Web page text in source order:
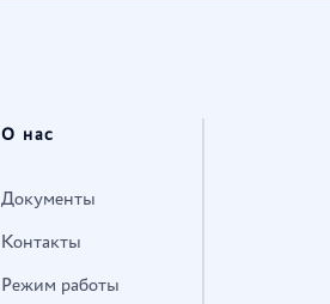
О нас
Документы
Контакты
Режим работы